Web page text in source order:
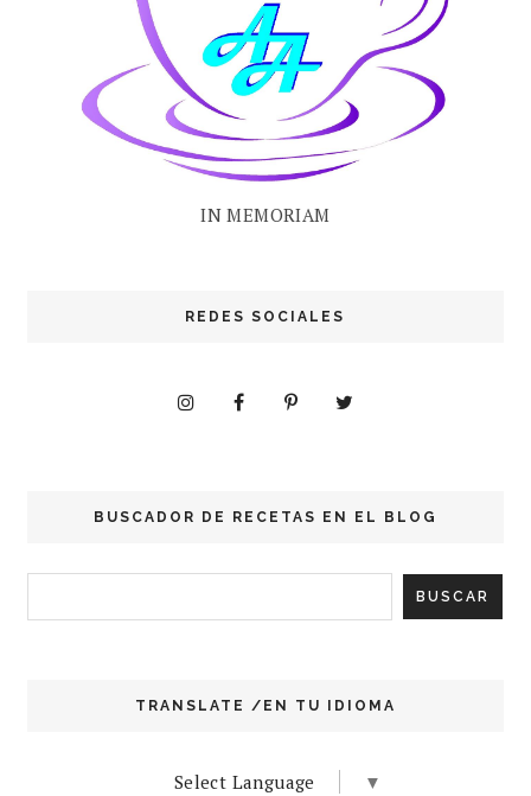
IN MEMORIAM
REDES SOCIALES
BUSCADOR DE RECETAS EN EL BLOG
TRANSLATE /EN TU IDIOMA
Select Language ▼